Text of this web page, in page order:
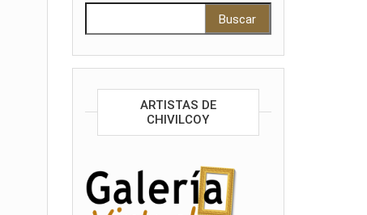
ARTISTAS DE
CHIVILCOY